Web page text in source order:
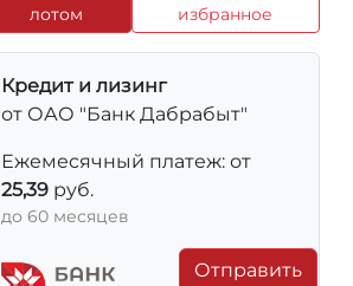
лотом
избранное
Кредит и лизинг
от ОАО "Банк Дабрабыт"
Ежемесячный платеж: от
25,39 руб.
до 60 месяцев
Отправить